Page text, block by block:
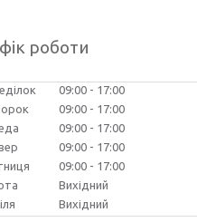
роботи
09:00
17:00
09:00
17:00
09:00
17:00
09:00
17:00
09:00
17:00
Вихідний
Вихідний